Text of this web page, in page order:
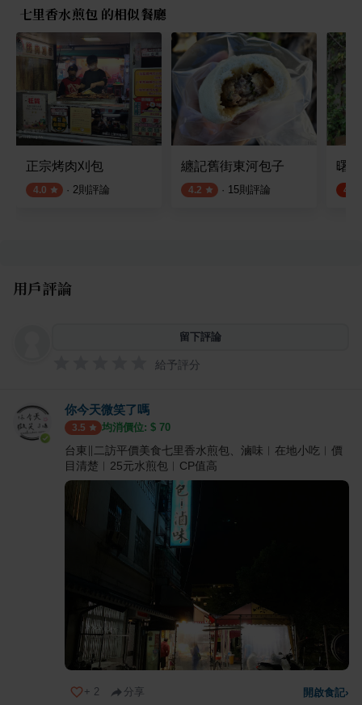
七里香水煎包 的相似餐廳
正宗烤肉刈包
4.0 · 2則評論
纏記舊街東河包子
4.2 · 15則評論
曙
4.5
用戶評論
留下評論
給予評分
你今天微笑了嗎
3.5 均消價位: $ 70
台東∥二訪平價美食七里香水煎包、滷味︱在地小吃︱價
目清楚︱25元水煎包︱CP值高
+ 2 分享 開啟食記›